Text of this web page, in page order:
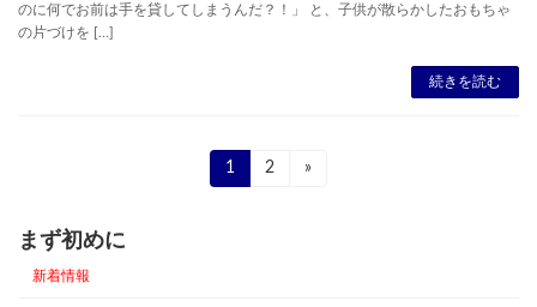
のに何でお前は手を貸してしまうんだ？！」 と、子供が散らかしたおもちゃ
の片づけを […]
続きを読む
の
ペ
固
定
1
固
2 »
まず初めに
新着情報